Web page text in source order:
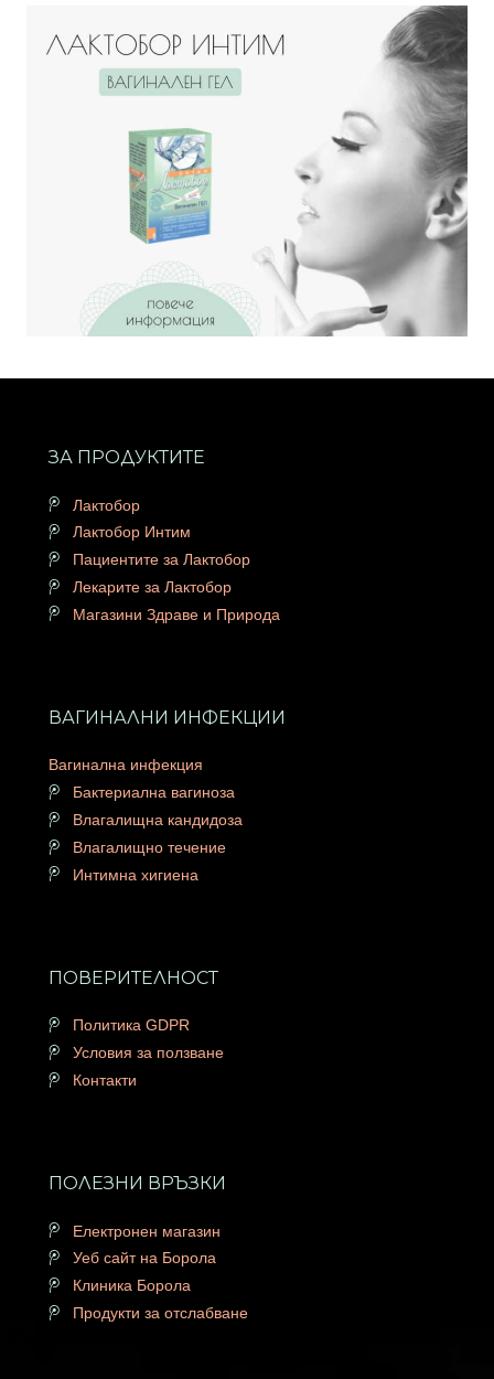
ЗА ПРОДУКТИТЕ
Лактобор
Лактобор Интим
Пациентите за Лактобор
Лекарите за Лактобор
Магазини Здраве и Природа
ВАГИНАЛНИ ИНФЕКЦИИ
Вагинална инфекция
Бактериална вагиноза
Влагалищна кандидоза
Влагалищно течение
Интимна хигиена
ПОВЕРИТЕЛНОСТ
Политика GDPR
Условия за ползване
Контакти
ПОЛЕЗНИ ВРЪЗКИ
Електронен магазин
Уеб сайт на Борола
Клиника Борола
Продукти за отслабване